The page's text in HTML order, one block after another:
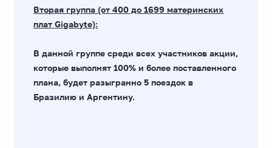
Вторая группа (от 400 до 1699 материнских
плат Gigabyte):
В данной группе среди всех участников акции,
которые выполнят 100% и более поставленного
плана, будет разыгранно 5 поездок в
Бразилию и Аргентину.